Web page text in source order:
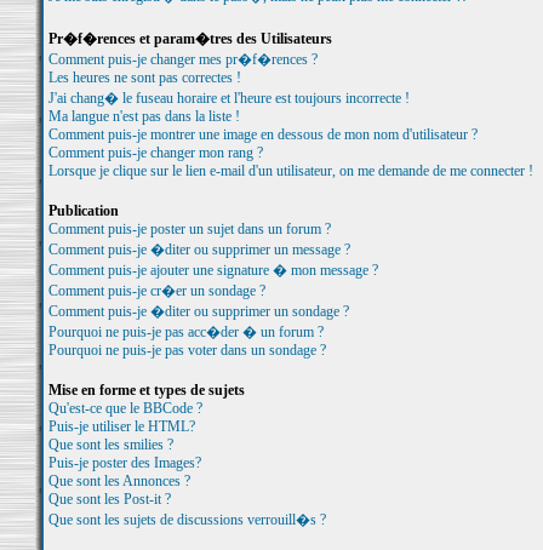
Pr�f�rences et param�tres des Utilisateurs
Comment puis-je changer mes pr�f�rences ?
Les heures ne sont pas correctes !
J'ai chang� le fuseau horaire et l'heure est toujours incorrecte !
Ma langue n'est pas dans la liste !
Comment puis-je montrer une image en dessous de mon nom d'utilisateur ?
Comment puis-je changer mon rang ?
Lorsque je clique sur le lien e-mail d'un utilisateur, on me demande de me connecter !
Publication
Comment puis-je poster un sujet dans un forum ?
Comment puis-je �diter ou supprimer un message ?
Comment puis-je ajouter une signature � mon message ?
Comment puis-je cr�er un sondage ?
Comment puis-je �diter ou supprimer un sondage ?
Pourquoi ne puis-je pas acc�der � un forum ?
Pourquoi ne puis-je pas voter dans un sondage ?
Mise en forme et types de sujets
Qu'est-ce que le BBCode ?
Puis-je utiliser le HTML?
Que sont les smilies ?
Puis-je poster des Images?
Que sont les Annonces ?
Que sont les Post-it ?
Que sont les sujets de discussions verrouill�s ?